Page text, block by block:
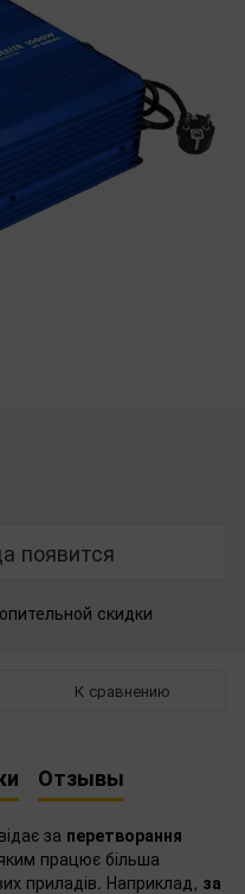
появится
скидки
К сравнению
Отзывы
за перетворання
працює більша
приладів. Наприклад, за